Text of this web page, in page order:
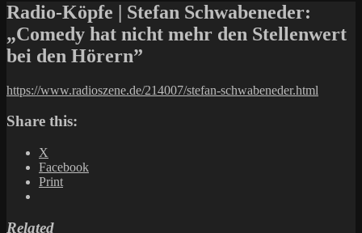
Radio-Köpfe | Stefan Schwabeneder:
„Comedy hat nicht mehr den Stellenwert
bei den Hörern”
https://www.radioszene.de/214007/stefan-schwabeneder.html
Share this:
X
Facebook
Print
Related